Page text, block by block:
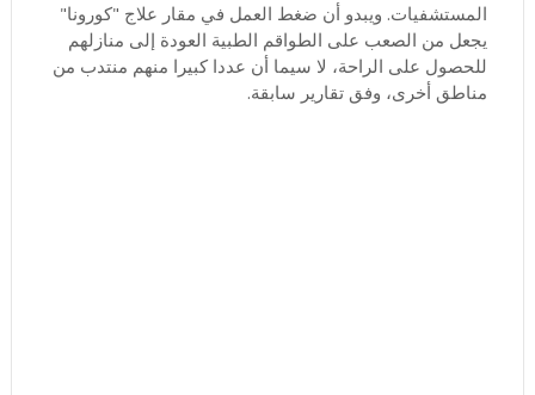
المستشفيات. ويبدو أن ضغط العمل في مقار علاج "كورونا"
يجعل من الصعب على الطواقم الطبية العودة إلى منازلهم
للحصول على الراحة، لا سيما أن عددا كبيرا منهم منتدب من
مناطق أخرى، وفق تقارير سابقة.